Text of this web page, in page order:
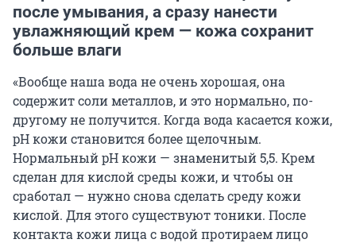
после умывания, а сразу нанести
увлажняющий крем — кожа сохранит
больше влаги
«Вообще наша вода не очень хорошая, она
содержит соли металлов, и это нормально, по-
другому не получится. Когда вода касается кожи,
pH кожи становится более щелочным.
Нормальный pH кожи — знаменитый 5,5. Крем
сделан для кислой среды кожи, и чтобы он
сработал — нужно снова сделать среду кожи
кислой. Для этого существуют тоники. После
контакта кожи лица с водой протираем лицо